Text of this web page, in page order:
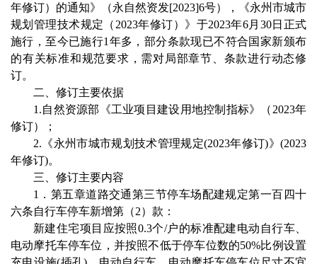
年修订）的通知》（永自然资发[2023]6号），《永州市城市
规划管理技术规定（2023年修订）》于2023年6月30日正式
施行，至今已施行1年多，部分条款现已不符合国家新颁布
的有关标准和规范要求，需对局部章节、条款进行动态修
订。
二、修订主要依据
1.自然资源部《工业项目建设用地控制指标》（2023年
修订）；
2.《永州市城市规划技术管理规定(2023年修订)》(2023
年修订)。
三、修订主要内容
1．第五章道路交通第三节停车场配建规定第一百四十
六条自行车停车新增第（2）款：
新建住宅项目应按照0.3个/户的标准配建电动自行车、
电动摩托车停车位，并按照不低于停车位数的50%比例设置